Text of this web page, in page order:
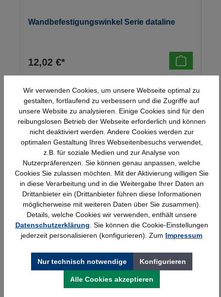
Wandbefestigungswinkel Serie dataline
12,02 €*
Produktgalerie überspringen
Ähnliche Artikel
Kerkmann Prospekt- u. Zeitschriften-
Schrank, 12xA4, 1 Schiebetür, lichtgrau,
1.095,99 €*
Wir verwenden Cookies, um unsere Webseite optimal zu
gestalten, fortlaufend zu verbessern und die Zugriffe auf
unsere Website zu analysieren. Einige Cookies sind für den
reibungslosen Betrieb der Webseite erforderlich und können
nicht deaktiviert werden. Andere Cookies werden zur
optimalen Gestaltung Ihres Webseitenbesuchs verwendet,
z.B. für soziale Medien und zur Analyse von
Nutzerpräferenzen. Sie können genau anpassen, welche
Cookies Sie zulassen möchten. Mit der Aktivierung willigen Sie
in diese Verarbeitung und in die Weitergabe Ihrer Daten an
Drittanbieter ein (Drittanbieter führen diese Informationen
möglicherweise mit weiteren Daten über Sie zusammen).
Details, welche Cookies wir verwenden, enthält unsere
Datenschutzerklärung . Sie können die Cookie-Einstellungen
jederzeit personalisieren (konfigurieren). Zum Impressum
Nur technisch notwendige Konfigurieren
Alle Cookies akzeptieren